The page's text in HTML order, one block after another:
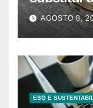
AGOSTO 8,
ESG E